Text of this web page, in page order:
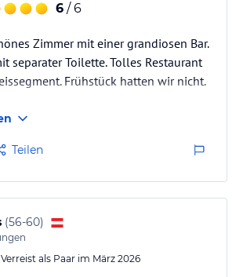
6 / 6
Zimmer mit einer grandiosen Bar.
separater Toilette. Tolles Restaurant
Frühstück hatten wir nicht.
Teilen
(56-60)
als Paar im März 2026